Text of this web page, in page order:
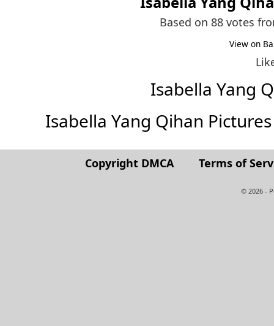
Based on 88 votes
View on
Isabella Yang
Isabella Yang Qihan
Copyright DMCA Terms of
© 2026 -